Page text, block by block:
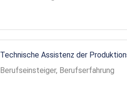
Technische Assistenz der
Berufseinsteiger, Berufserfahrung